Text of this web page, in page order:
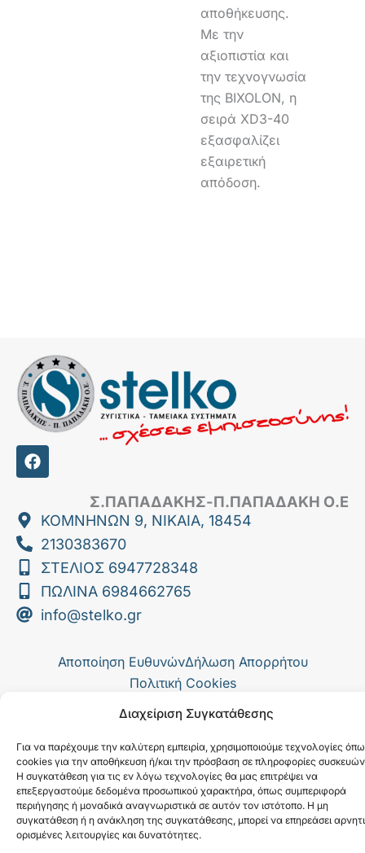
Διαχείριση Συγκατάθεσης
Για να παρέχουμε την καλύτερη εμπειρία, χρησιμοποιούμε τεχνολογίες
cookies για την αποθήκευση ή/και την πρόσβαση σε πληροφορίες
Η συγκατάθεση για τις εν λόγω τεχνολογίες θα μας επιτρέψει να
επεξεργαστούμε δεδομένα προσωπικού χαρακτήρα, όπως συμπεριφορά
περιήγησης ή μοναδικά αναγνωριστικά σε αυτόν τον ιστότοπο. Η μη
συγκατάθεση ή η ανάκληση της συγκατάθεσης, μπορεί να επηρεάσει
ορισμένες λειτουργίες και δυνατότητες.
αποθήκευσης.
Με την
αξιοπιστία και
την τεχνογνωσία
της BIXOLON, η
σειρά XD3-40
εξασφαλίζει
εξαιρετική
απόδοση.
F
a
o
Σ.ΠΑΠΑΔΑΚΗΣ-Π.ΠΑΠΑΔΑΚΗ Ο.Ε
ΚΟΜΝΗΝΩΝ 9, ΝΙΚΑΙΑ, 18454
2130383670
ΣΤΕΛΙΟΣ 6947728348
ΠΩΛΙΝΑ 6984662765
info@stelko.gr
Αποποίηση ΕυθυνώνΔήλωση Απορρήτου
Πολιτική Cookies